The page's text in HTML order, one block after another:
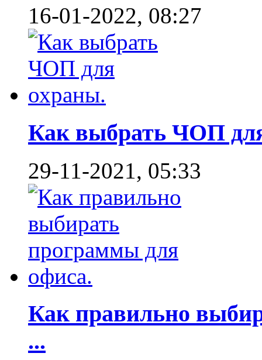
16-01-2022, 08:27
Как выбрать ЧОП
29-11-2021, 05:33
Как правильно
...